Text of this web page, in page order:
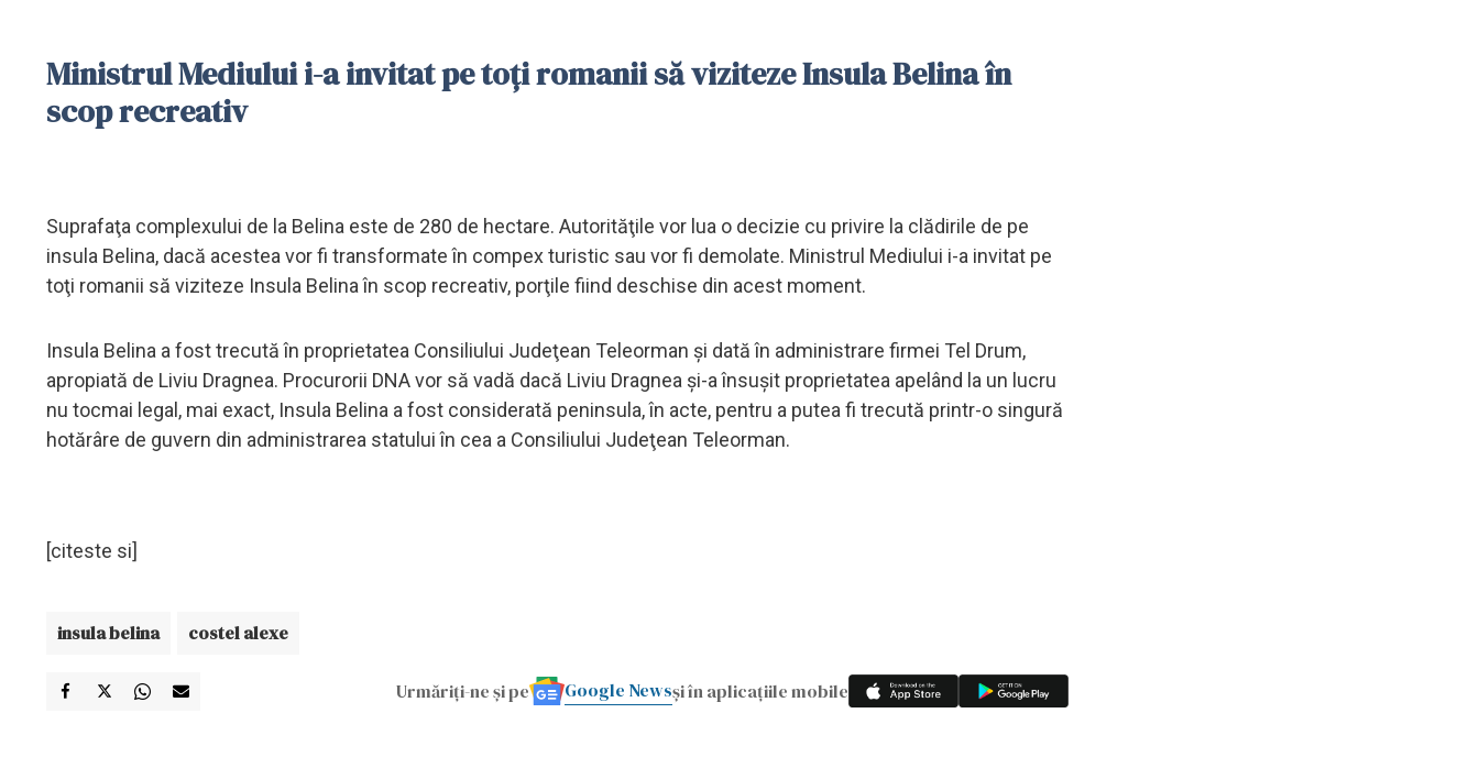
Ministrul Mediului i-a invitat pe toţi romanii să viziteze Insula Belina în
scop recreativ
Suprafaţa complexului de la Belina este de 280 de hectare. Autorităţile vor lua o decizie cu privire la clădirile de pe
insula Belina, dacă acestea vor fi transformate în compex turistic sau vor fi demolate. Ministrul Mediului i-a invitat pe
toţi romanii să viziteze Insula Belina în scop recreativ, porţile fiind deschise din acest moment.
Insula Belina a fost trecută în proprietatea Consiliului Judeţean Teleorman şi dată în administrare firmei Tel Drum,
apropiată de Liviu Dragnea. Procurorii DNA vor să vadă dacă Liviu Dragnea şi-a însuşit proprietatea apelând la un lucru
nu tocmai legal, mai exact, Insula Belina a fost considerată peninsula, în acte, pentru a putea fi trecută printr-o singură
hotărâre de guvern din administrarea statului în cea a Consiliului Judeţean Teleorman.
[citeste si]
insula belina costel alexe
Urmăriți-ne și pe Google Newsși în aplicațiile mobile